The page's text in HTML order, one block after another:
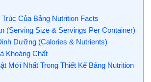
Của Bảng Nutrition Facts
(Serving Size & Servings Per Container)
Dưỡng (Calories & Nutrients)
Khoáng Chất
Mới Nhất Trong Thiết Kế Bảng Nutrition